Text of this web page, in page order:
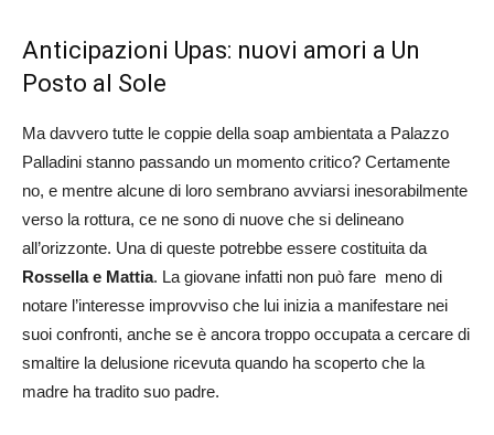
Anticipazioni Upas: nuovi amori a Un
Posto al Sole
Ma davvero tutte le coppie della soap ambientata a Palazzo
Palladini stanno passando un momento critico? Certamente
no, e mentre alcune di loro sembrano avviarsi inesorabilmente
verso la rottura, ce ne sono di nuove che si delineano
all’orizzonte. Una di queste potrebbe essere costituita da
Rossella e Mattia. La giovane infatti non può fare meno di
notare l’interesse improvviso che lui inizia a manifestare nei
suoi confronti, anche se è ancora troppo occupata a cercare di
smaltire la delusione ricevuta quando ha scoperto che la
madre ha tradito suo padre.